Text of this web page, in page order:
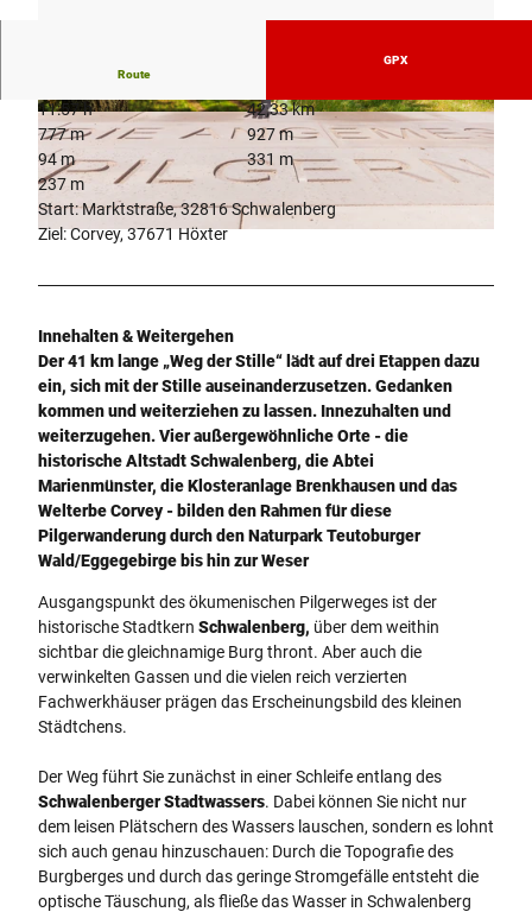
© Teutoburger Wald Tourismus, Anton Röser
© Kulturland Kreis Höxter, Irina Jansen © Teutoburger Wald Tourismus, Anton Röser
Route
GPX
11:57 h
42,33 km
777 m
927 m
94 m
331 m
237 m
Start: Marktstraße, 32816 Schwalenberg
Ziel: Corvey, 37671 Höxter
Innehalten & Weitergehen
Der 41 km lange „Weg der Stille“ lädt auf drei Etappen dazu
ein, sich mit der Stille auseinanderzusetzen. Gedanken
kommen und weiterziehen zu lassen. Innezuhalten und
weiterzugehen. Vier außergewöhnliche Orte - die
historische Altstadt Schwalenberg, die Abtei
Marienmünster, die Klosteranlage Brenkhausen und das
Welterbe Corvey - bilden den Rahmen für diese
Pilgerwanderung durch den Naturpark Teutoburger
Wald/Eggegebirge bis hin zur Weser
Ausgangspunkt des ökumenischen Pilgerweges ist der
historische Stadtkern Schwalenberg, über dem weithin
sichtbar die gleichnamige Burg thront. Aber auch die
verwinkelten Gassen und die vielen reich verzierten
Fachwerkhäuser prägen das Erscheinungsbild des kleinen
Städtchens.
Der Weg führt Sie zunächst in einer Schleife entlang des
Schwalenberger Stadtwassers. Dabei können Sie nicht nur
dem leisen Plätschern des Wassers lauschen, sondern es lohnt
sich auch genau hinzuschauen: Durch die Topografie des
Burgberges und durch das geringe Stromgefälle entsteht die
optische Täuschung, als fließe das Wasser in Schwalenberg